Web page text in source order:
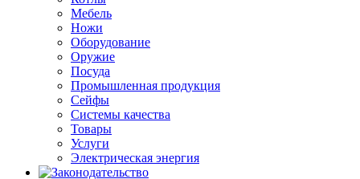
Мебель
Ножи
Оборудование
Оружие
Посуда
Промышленная продукция
Сейфы
Системы качества
Товары
Услуги
Электрическая энергия